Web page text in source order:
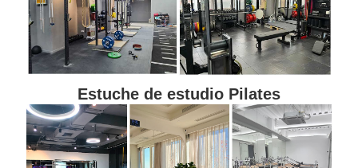
Estuche de estudio Pilates